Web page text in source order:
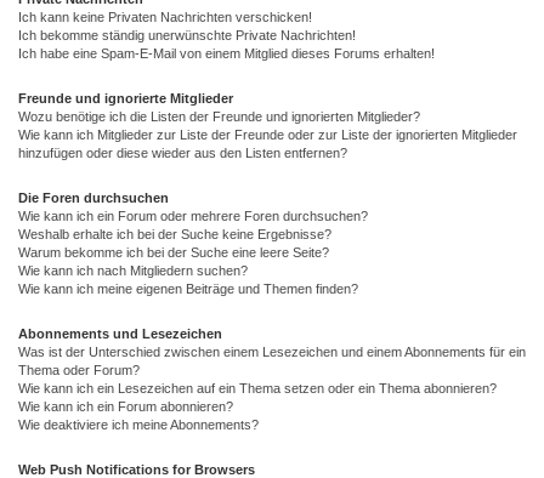
Ich kann keine Privaten Nachrichten verschicken!
Ich bekomme ständig unerwünschte Private Nachrichten!
Ich habe eine Spam-E-Mail von einem Mitglied dieses Forums erhalten!
Freunde und ignorierte Mitglieder
Wozu benötige ich die Listen der Freunde und ignorierten Mitglieder?
Wie kann ich Mitglieder zur Liste der Freunde oder zur Liste der ignorierten Mitglieder
hinzufügen oder diese wieder aus den Listen entfernen?
Die Foren durchsuchen
Wie kann ich ein Forum oder mehrere Foren durchsuchen?
Weshalb erhalte ich bei der Suche keine Ergebnisse?
Warum bekomme ich bei der Suche eine leere Seite?
Wie kann ich nach Mitgliedern suchen?
Wie kann ich meine eigenen Beiträge und Themen finden?
Abonnements und Lesezeichen
Was ist der Unterschied zwischen einem Lesezeichen und einem Abonnements für ein
Thema oder Forum?
Wie kann ich ein Lesezeichen auf ein Thema setzen oder ein Thema abonnieren?
Wie kann ich ein Forum abonnieren?
Wie deaktiviere ich meine Abonnements?
Web Push Notifications for Browsers